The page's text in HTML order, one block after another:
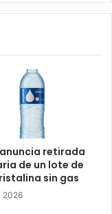
retirada
de un lote de
sin gas
2026